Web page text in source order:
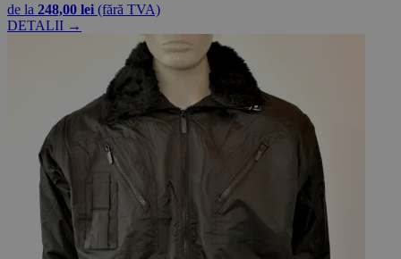
de la 248,00 lei (fără TVA)
DETALII →